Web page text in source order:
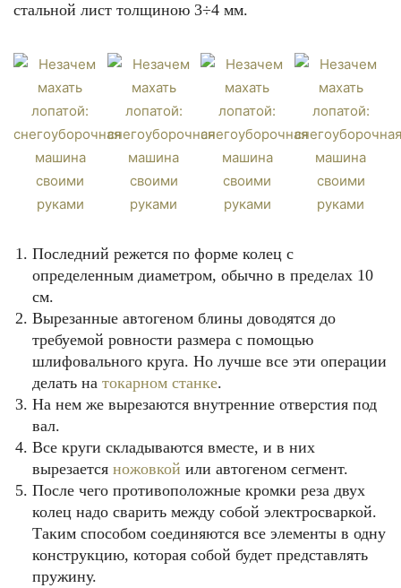
стальной лист толщиною 3÷4 мм.
Последний режется по форме колец с
определенным диаметром, обычно в пределах 10
см.
Вырезанные автогеном блины доводятся до
требуемой ровности размера с помощью
шлифовального круга. Но лучше все эти операции
делать на токарном станке.
На нем же вырезаются внутренние отверстия под
вал.
Все круги складываются вместе, и в них
вырезается ножовкой или автогеном сегмент.
После чего противоположные кромки реза двух
колец надо сварить между собой электросваркой.
Таким способом соединяются все элементы в одну
конструкцию, которая собой будет представлять
пружину.